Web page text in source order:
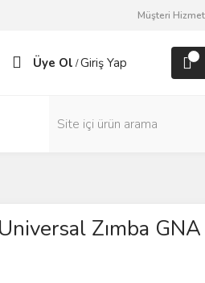
Müşteri
Üye Ol /Giriş Yap
Zımba